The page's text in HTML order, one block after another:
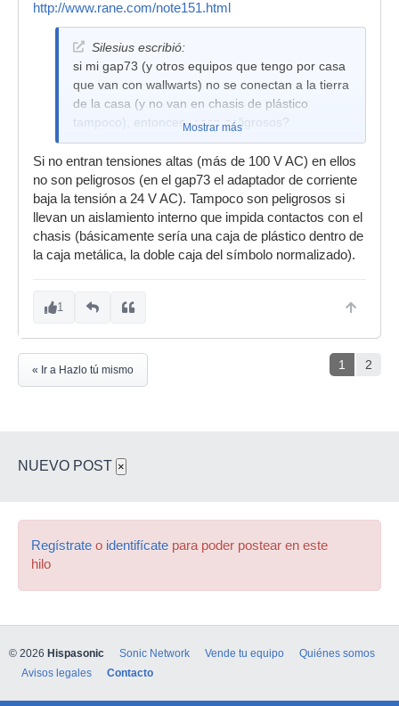
http://www.rane.com/note151.html
Silesius escribió:
si mi gap73 (y otros equipos que tengo por casa
que van con wallwarts) no se conectan a la tierra
de la casa (y no van en chasis de plástico
tampoco), entonces, ¿son peligrosos?
Mostrar más
Si no entran tensiones altas (más de 100 V AC) en ellos
no son peligrosos (en el gap73 el adaptador de corriente
baja la tensión a 24 V AC). Tampoco son peligrosos si
llevan un aislamiento interno que impida contactos con el
chasis (básicamente sería una caja de plástico dentro de
la caja metálica, la doble caja del símbolo normalizado).
1
1 2
« Ir a Hazlo tú mismo
NUEVO POST ×
Regístrate o identifícate para poder postear en este
hilo
© 2026 Hispasonic Sonic Network Vende tu equipo
Quiénes somos
Avisos legales
Contacto